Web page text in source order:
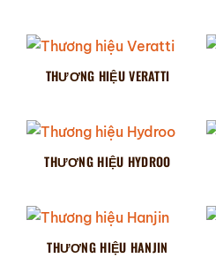
THƯƠNG HIỆU VERATTI
THƯƠNG HIỆU HYDROO
THƯƠNG HIỆU HANJIN